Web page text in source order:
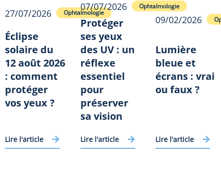
27/07/2026 Ophtalmologie
Éclipse
solaire du
12 août 2026
: comment
protéger
vos yeux ?
Lire l'article
07/07/2026 Ophtalmologie
Protéger
ses yeux
des UV : un
réflexe
essentiel
pour
préserver
sa vision
Lire l'article
09/02/2026
Lumière
bleue et
écrans : vrai
ou faux ?
Lire l'article